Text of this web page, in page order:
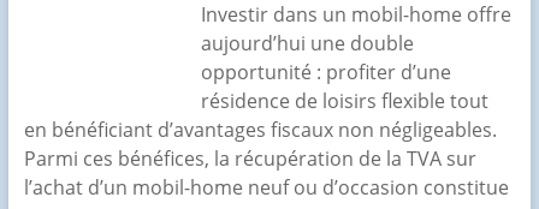
Investir dans un mobil-home offre
aujourd’hui une double
opportunité : profiter d’une
résidence de loisirs flexible tout
en bénéficiant d’avantages fiscaux non négligeables.
Parmi ces bénéfices, la récupération de la TVA sur
l’achat d’un mobil-home neuf ou d’occasion constitue